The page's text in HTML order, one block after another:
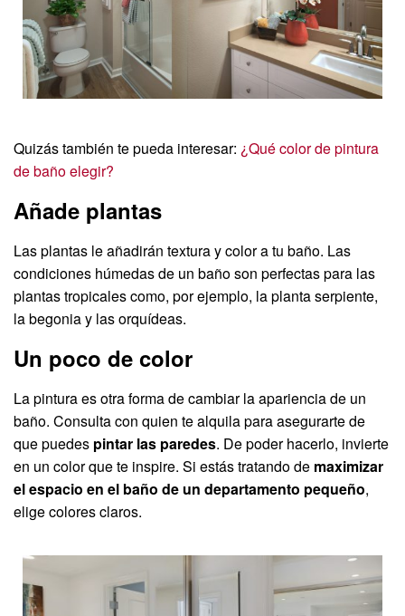
Quizás también te pueda interesar: ¿Qué color de pintura
de baño elegir?
Añade plantas
Las plantas le añadirán textura y color a tu baño. Las
condiciones húmedas de un baño son perfectas para las
plantas tropicales como, por ejemplo, la planta serpiente,
la begonia y las orquídeas.
Un poco de color
La pintura es otra forma de cambiar la apariencia de un
baño. Consulta con quien te alquila para asegurarte de
que puedes pintar las paredes. De poder hacerlo, invierte
en un color que te inspire. Si estás tratando de maximizar
el espacio en el baño de un departamento pequeño,
elige colores claros.